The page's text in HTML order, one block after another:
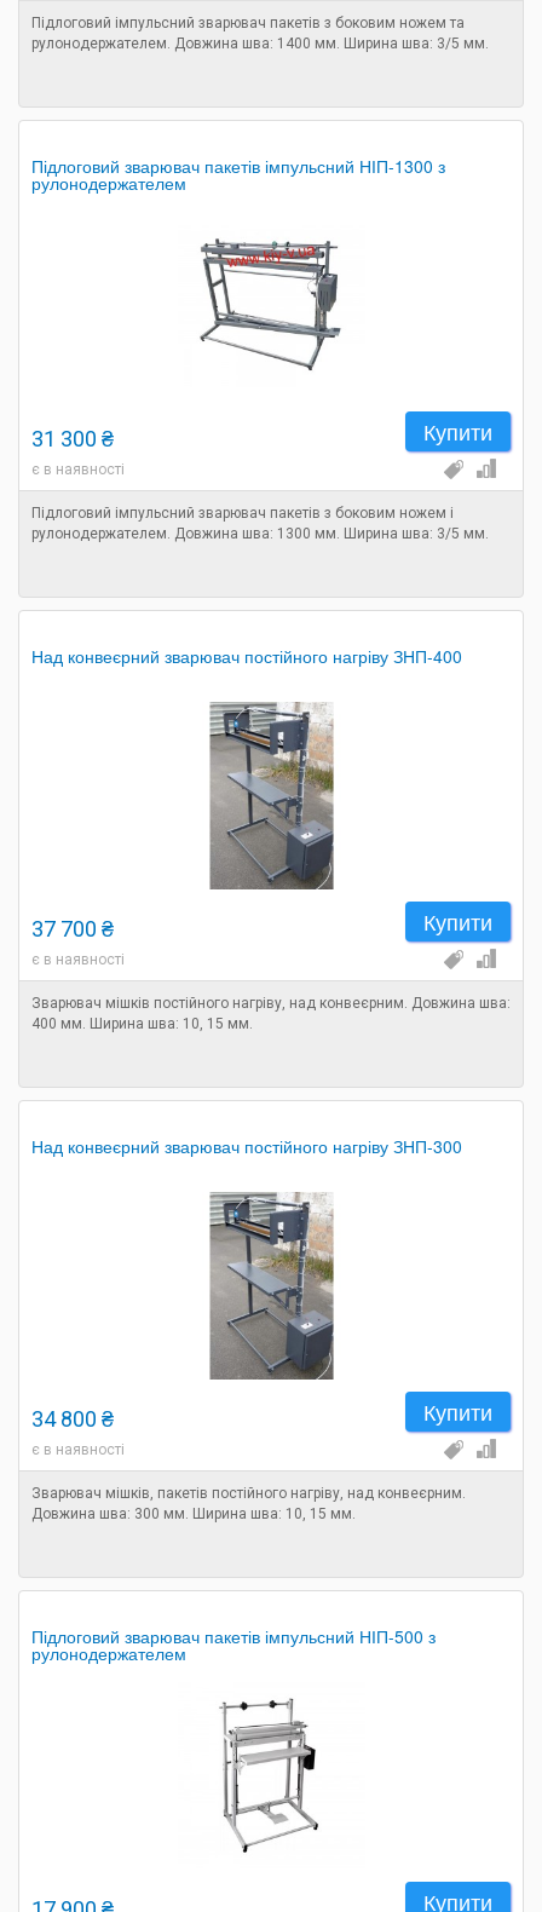
Підлоговий імпульсний зварювач пакетів з боковим ножем та
рулонодержателем. Довжина шва: 1400 мм. Ширина шва: 3/5 мм.
Підлоговий зварювач пакетів імпульсний НІП-1300 з
рулонодержателем
Купити
31 300 ₴
є в наявності
Підлоговий імпульсний зварювач пакетів з боковим ножем і
рулонодержателем. Довжина шва: 1300 мм. Ширина шва: 3/5 мм.
Над конвеєрний зварювач постійного нагріву ЗНП-400
Купити
37 700 ₴
є в наявності
Зварювач мішків постійного нагріву, над конвеєрним. Довжина шва:
400 мм. Ширина шва: 10, 15 мм.
Над конвеєрний зварювач постійного нагріву ЗНП-300
Купити
34 800 ₴
є в наявності
Зварювач мішків, пакетів постійного нагріву, над конвеєрним.
Довжина шва: 300 мм. Ширина шва: 10, 15 мм.
Підлоговий зварювач пакетів імпульсний НІП-500 з
рулонодержателем
Купити